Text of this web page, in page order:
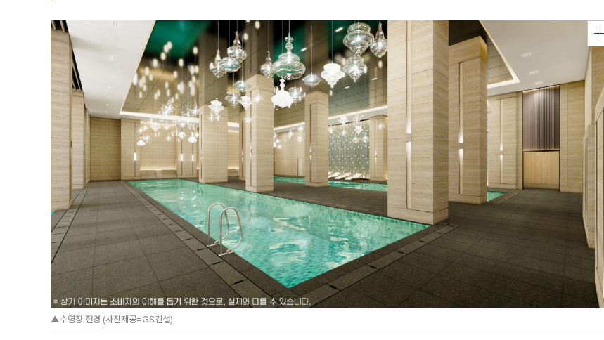
▲수영장 전경 (사진제공=GS건설)